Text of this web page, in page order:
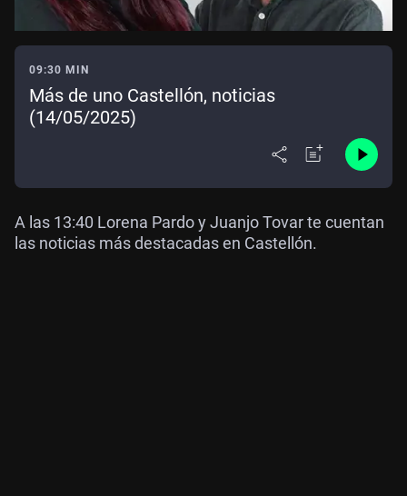
09:30 MIN
Más de uno Castellón, noticias
(14/05/2025)
A las 13:40 Lorena Pardo y Juanjo Tovar te cuentan
las noticias más destacadas en Castellón.